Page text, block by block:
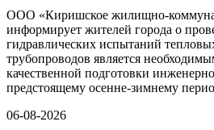
ООО «Киришское жилищно-
информирует жителей города о
гидравлических испытаний
трубопроводов является
качественной подготовки
предстоящему осенне-зимнему
06-08-2026